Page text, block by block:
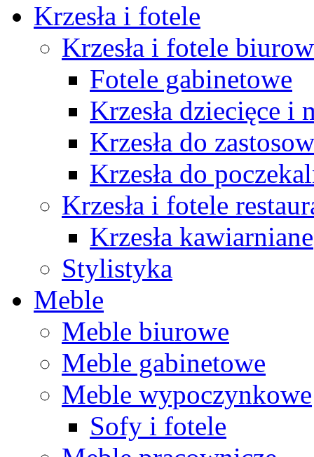
Krzesła i fotele
Krzesła i fotele
Fotele gabinetowe
Krzesła dziecięce i
Krzesła do
Krzesła do
Krzesła i fotele
Krzesła kawiarniane
Stylistyka
Meble
Meble biurowe
Meble gabinetowe
Meble wypoczynkowe
Sofy i fotele